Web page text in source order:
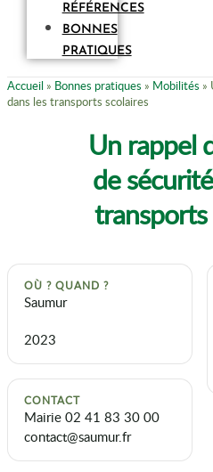
RÉFÉRENCES
BONNES
PRATIQUES
Accueil » Bonnes pratiques » Mobilités »
dans les transports scolaires
Un rappel
de
transports
OÙ ? QUAND ?
Saumur
2023
CONTACT
Mairie 02 41 83 30 00
contact@saumur.fr